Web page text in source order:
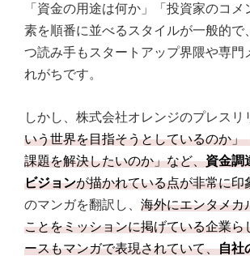
「資金の用途は何か」「投資家のコ
素を順番に並べるスタイルが一般的で
つ読み手もスタートアップ界隈や専門
れがちです。
しかし、株式会社オレンジのプレスリ
いう世界を目指そうとしているのか」
課題を解決したいのか」など、資金調
ビジョンが描かれている点が非常に印
のマンガを翻訳し、 海外にエンタメカ
ことをミッションに掲げている企業ら
ースもマンガで表現されていて、自社